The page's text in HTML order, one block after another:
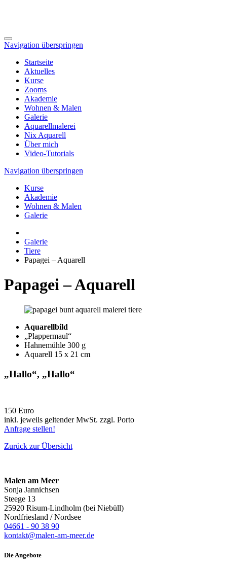
Navigation überspringen
Startseite
Aktuelles
Kurse
Zooms
Akademie
Wohnen & Malen
Galerie
Aquarellmalerei
Nix Aquarell
Über mich
Video-Tutorials
Navigation überspringen
Kurse
Akademie
Wohnen & Malen
Galerie
Galerie
Tiere
Papagei – Aquarell
Papagei – Aquarell
Aquarellbild
„Plappermaul“
Hahnemühle 300 g
Aquarell 15 x 21 cm
„Hallo“, „Hallo“
150 Euro
inkl. jeweils geltender MwSt. zzgl. Porto
Anfrage stellen!
Zurück zur Übersicht
Malen am Meer
Sonja Jannichsen
Steege 13
25920 Risum-Lindholm (bei Niebüll)
Nordfriesland / Nordsee
04661 - 90 38 90
kontakt@malen-am-meer.de
Die Angebote